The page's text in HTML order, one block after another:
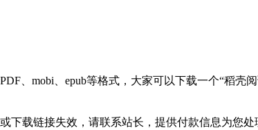
、mobi、epub等格式，大家可以下载一个“稻壳
下载链接失效，请联系站长，提供付款信息为您处